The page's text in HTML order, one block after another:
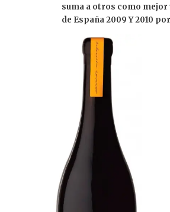
suma a otros como
de España 2009 Y 2010 por